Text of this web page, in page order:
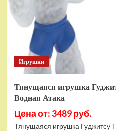
(тактильная,
сенсорная)
Игрушки
Тянущаяся игрушка
Водная Атака
Цена от: 3489 руб.
Тянущаяся игрушка Гуджитсу